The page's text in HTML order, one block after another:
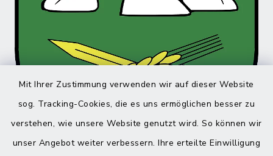
Mit Ihrer Zustimmung verwenden wir auf dieser Website
sog. Tracking-Cookies, die es uns ermöglichen besser zu
verstehen, wie unsere Website genutzt wird. So können wir
unser Angebot weiter verbessern. Ihre erteilte Einwilligung